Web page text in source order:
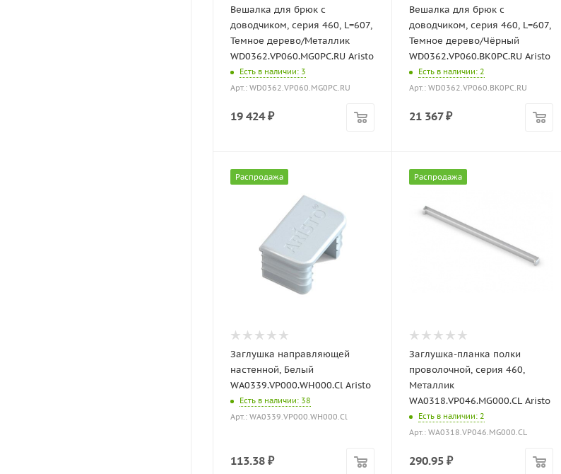
Вешалка для брюк с
доводчиком, серия 460, L=607,
Темное дерево/Металлик
WD0362.VP060.MG0PC.RU Aristo
Есть в наличии: 3
Арт.: WD0362.VP060.MG0PC.RU
19 424₽
Вешалка для брюк с
доводчиком, серия 460, L=607,
Темное дерево/Чёрный
WD0362.VP060.BK0PC.RU Aristo
Есть в наличии: 2
Арт.: WD0362.VP060.BK0PC.RU
21 367₽
Распродажа
Заглушка направляющей
настенной, Белый
WA0339.VP000.WH000.Cl Aristo
Есть в наличии: 38
Арт.: WA0339.VP000.WH000.Cl
113.38 ₽
Распродажа
Заглушка-планка полки
проволочной, серия 460,
Металлик
WA0318.VP046.MG000.CL Aristo
Есть в наличии: 2
Арт.: WA0318.VP046.MG000.CL
290.95 ₽